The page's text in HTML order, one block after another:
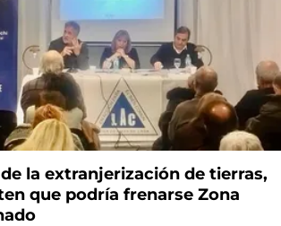
la extranjerización de tierras,
que podría frenarse Zona